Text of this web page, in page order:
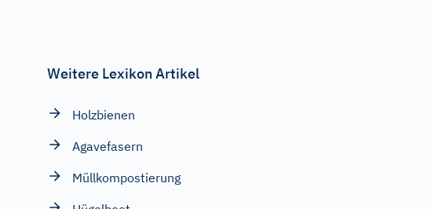
Weitere Lexikon Artikel
Holzbienen
Agavefasern
Müllkompostierung